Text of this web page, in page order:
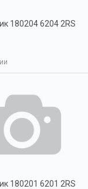
180204 6204 2RS
180201 6201 2RS